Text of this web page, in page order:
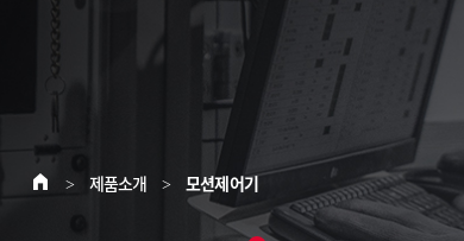
> 제품소개 > 모션제어기